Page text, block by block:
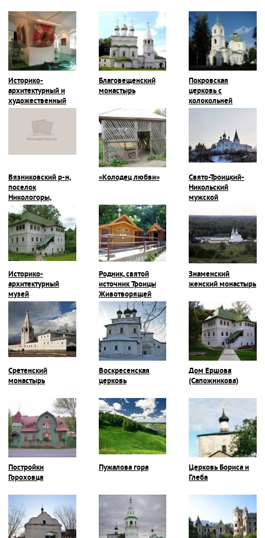
Историко-
архитектурный и
художественный
Благовещенский
монастырь
Покровская
церковь с
колокольней
Вязниковский р-н,
поселок
Никологоры,
Покровская
церковь
«Колодец любви»
Свято-Троицкий-
Никольский
мужской
Историко-
архитектурный
музей
Родник, святой
источник Троицы
Животворящей
Знаменский
женский монастырь
Сретенский
монастырь
Воскресенская
церковь
Дом Ершова
(Сапожникова)
Постройки
Гороховца
Пужалова гора
Церковь Бориса и
Глеба